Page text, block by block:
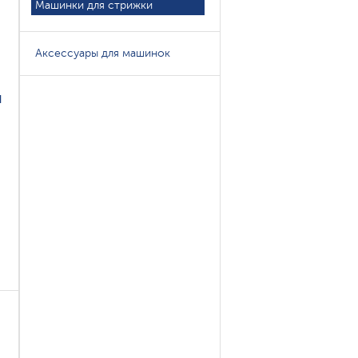
Машинки для стрижки
Аксессуары для машинок